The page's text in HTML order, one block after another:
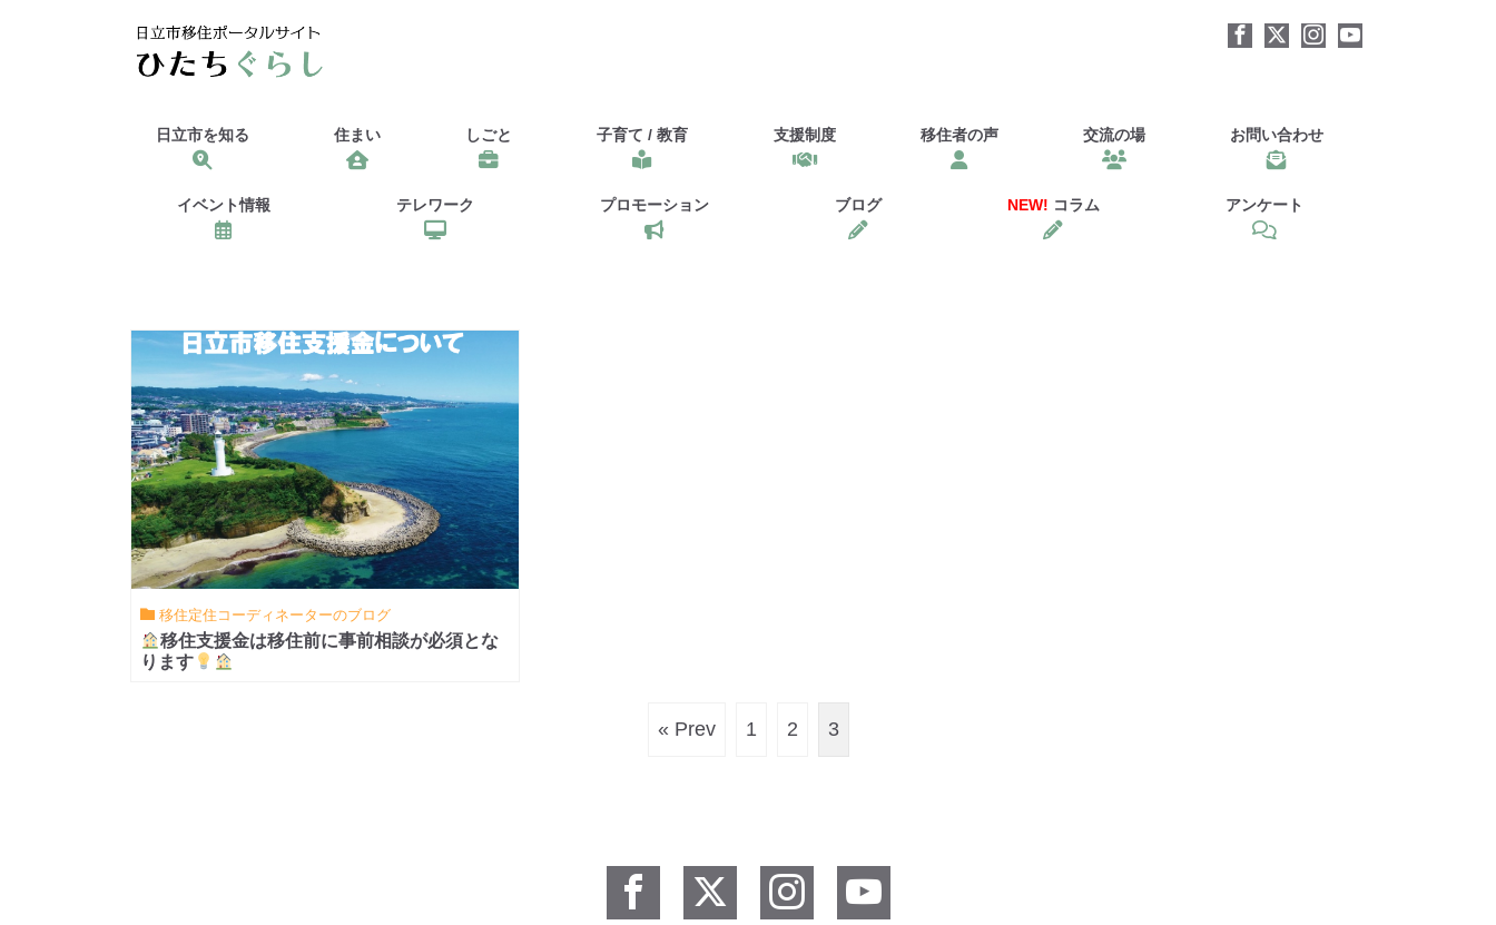
日立市を知る 住まい しごと 子育て / 教育 支援制度 移住者の声 交流の場 お問い合わせ
イベント情報 テレワーク プロモーション ブログ NEW! コラム アンケート
移住定住コーディネーターのブログ
移住支援金は移住前に事前相談が必須とな
ります
« Prev 1 2 3